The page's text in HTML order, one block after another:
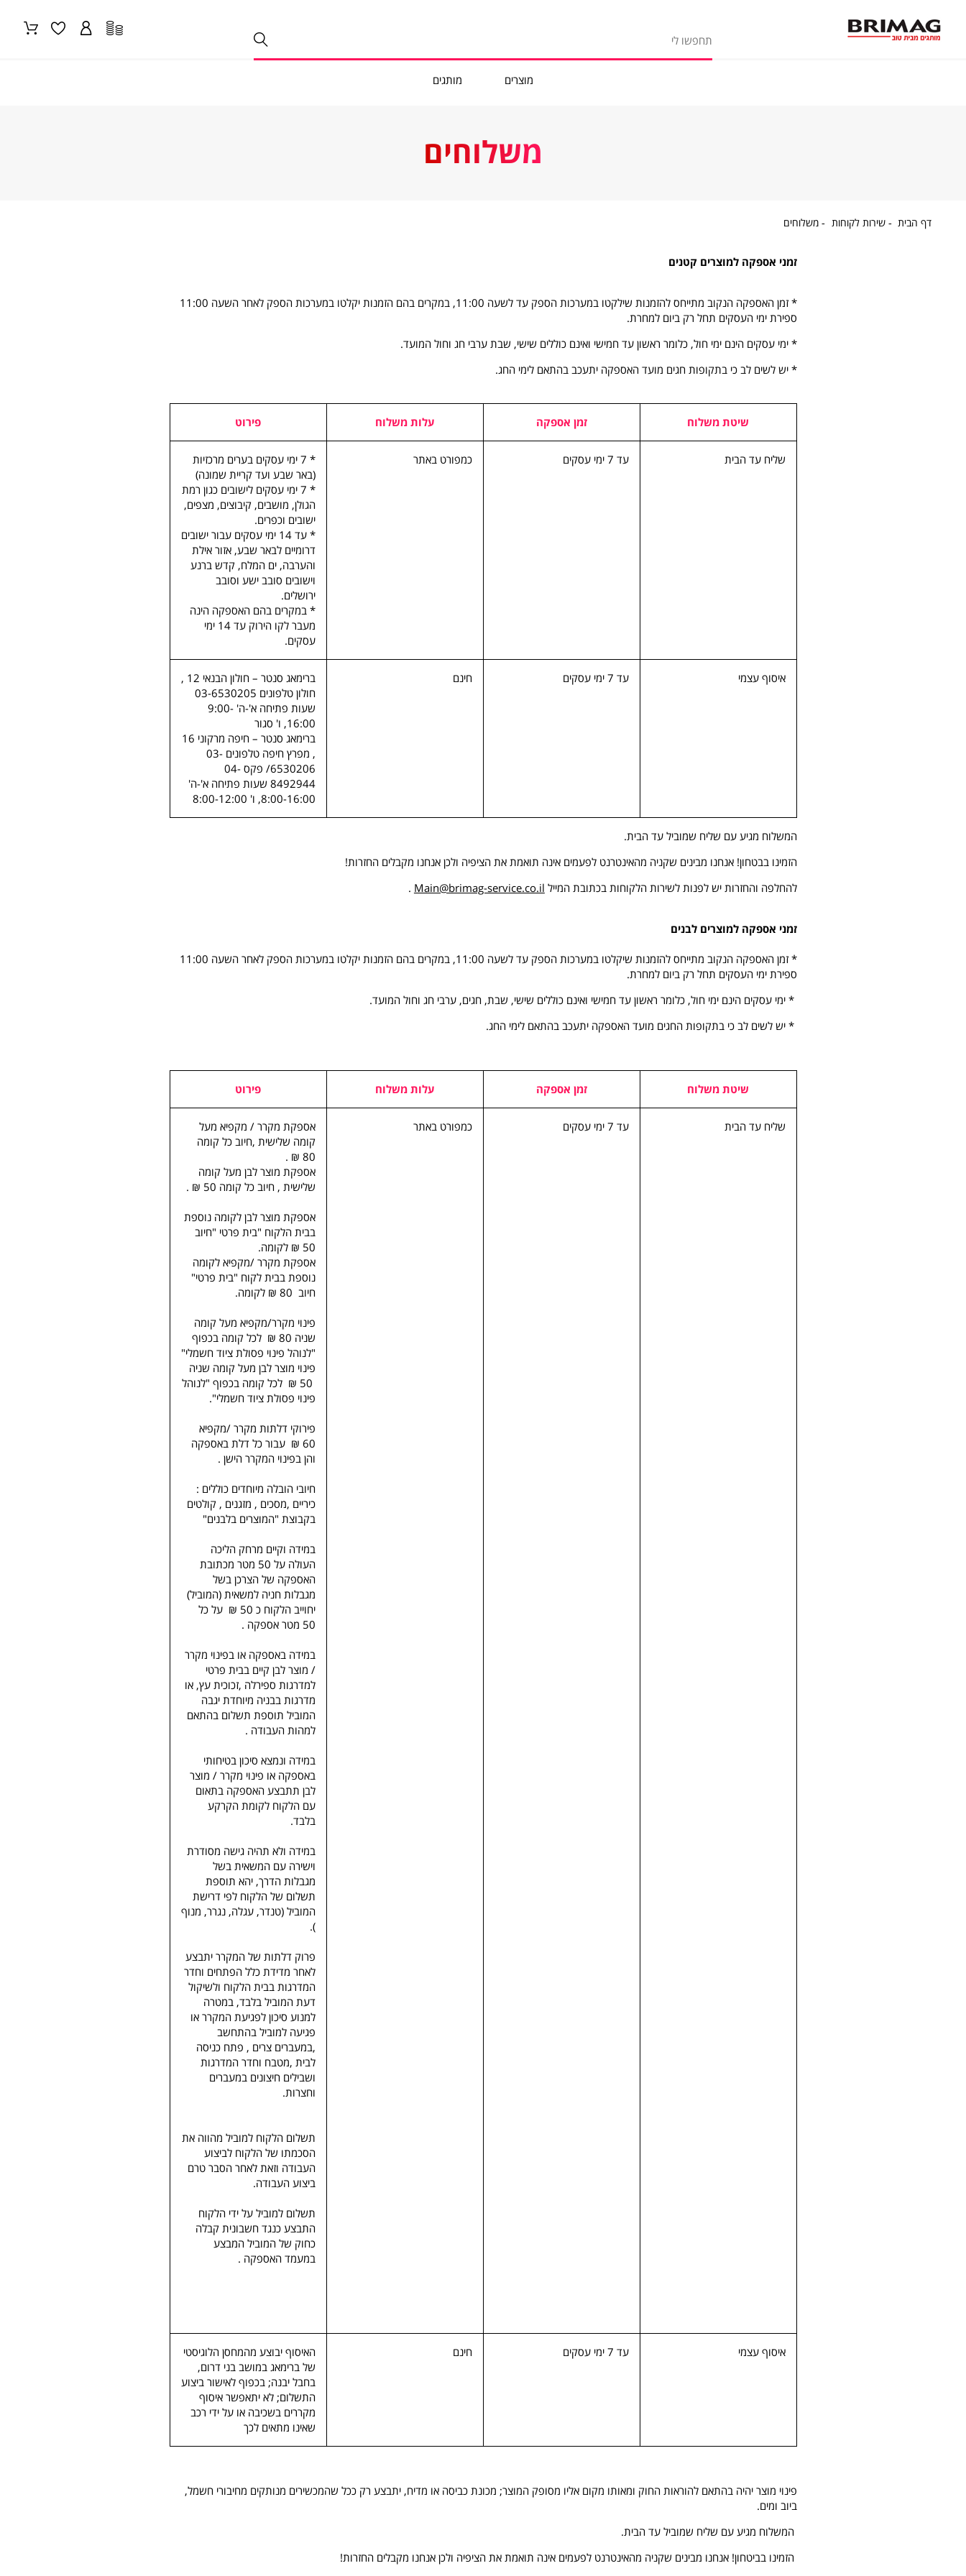
מוצרים מותגים
משלוחים
דף הבית דףשירות לקוחות שירות
משלוחים
זמני אספקה למוצרים קטנים
* זמן האספקה הנקוב מתייחס להזמנות שילקטו במערכות הספק עד לשעה 11:00, במקרים בהם הזמנות יקלטו במערכות הספק לאחר השעה 11:00
ספירת ימי העסקים תחל רק ביום למחרת.
* ימי עסקים הינם ימי חול, כלומר ראשון עד חמישי ואינם כוללים שישי, שבת ערבי חג וחול המועד.
* יש לשים לב כי בתקופות חגים מועד האספקה יתעכב בהתאם לימי החג.
שיטת משלוח זמן אספקה עלות משלוח פירוט
שליח עד הבית עד 7 ימי עסקים כמפורט באתר
* 7 ימי עסקים בערים מרכזיות
(באר שבע ועד קריית שמונה)
* 7 ימי עסקים לישובים כגון רמת
הגולן, מושבים, קיבוצים, מצפים,
ישובים וכפרים.
* עד 14 ימי עסקים עבור ישובים
דרומיים לבאר שבע, אזור אילת
והערבה, ים המלח, קדש ברנע
וישובים סובב ישע וסובב
ירושלים.
* במקרים בהם האספקה הינה
מעבר לקו הירוק עד 14 ימי
עסקים.
איסוף עצמי עד 7 ימי עסקים חינם
ברימאג סנטר – חולון הבנאי 12 ,
חולון טלפונים 03-6530205
שעות פתיחה א'-ה' 9:00-
16:00, ו' סגור
ברימאג סנטר – חיפה מרקוני 16
, מפרץ חיפה טלפונים 03-
6530206/ פקס 04-
8492944 שעות פתיחה א'-ה'
8:00-16:00, ו' 8:00-12:00
המשלוח מגיע עם שליח שמוביל עד הבית.
הזמינו בבטחון! אנחנו מבינים שקניה מהאינטרנט לפעמים אינה תואמת את הציפיה ולכן אנחנו מקבלים החזרות!
להחלפה והחזרות יש לפנות לשירות הלקוחות בכתובת המייל Main@brimag-service.co.il
.
זמני אספקה למוצרים לבנים
* זמן האספקה הנקוב מתייחס להזמנות שיקלטו במערכות הספק עד לשעה 11:00, במקרים בהם הזמנות יקלטו במערכות הספק לאחר השעה 11:00
ספירת ימי העסקים תחל רק ביום למחרת.
* ימי עסקים הינם ימי חול, כלומר ראשון עד חמישי ואינם כוללים שישי, שבת, חגים, ערבי חג וחול המועד.
* יש לשים לב כי בתקופות החגים מועד האספקה יתעכב בהתאם לימי החג.
שיטת משלוח זמן אספקה עלות משלוח פירוט
שליח עד הבית עד 7 ימי עסקים כמפורט באתר
אספקת מקרר / מקפיא מעל
קומה שלישית ,חיוב כל קומה
80 ₪ .
אספקת מוצר לבן מעל קומה
שלישית , חיוב כל קומה 50 ₪ .
אספקת מוצר לבן לקומה נוספת
בבית הלקוח "בית פרטי "חיוב
50 ₪ לקומה.
אספקת מקרר /מקפיא לקומה
נוספת בבית לקוח "בית פרטי"
חיוב 80 ₪ לקומה.
פינוי מקרר/מקפיא מעל קומה
שניה 80 ₪ לכל קומה בכפוף
"לנוהל פינוי פסולת ציוד חשמלי"
פינוי מוצר לבן מעל קומה שניה
50 ₪ לכל קומה בכפוף "לנוהל
פינוי פסולת ציוד חשמלי".
פירוקי דלתות מקרר /מקפיא
60 ₪ עבור כל דלת באספקה
והן בפינוי המקרר הישן .
חיובי הובלה מיוחדים כוללים :
כיריים ,מסכים , מזגנים , קולטים
בקבוצת "המוצרים בלבנים"
במידה וקיים מרחק הליכה
העולה על 50 מטר מכתובת
האספקה של הצרכן בשל
מגבלות חניה למשאית (המוביל)
יחוייב הלקוח כ 50 ₪ על כל
50 מטר אספקה .
במידה באספקה או בפינוי מקרר
/ מוצר לבן קיים בבית פרטי
למדרגות ספירלה ,זכוכית עץ, או
מדרגות בבניה מיוחדת יגבה
המוביל תוספת תשלום בהתאם
למהות העבודה .
במידה ונמצא סיכון בטיחותי
באספקה או פינוי מקרר / מוצר
לבן תתבצע האספקה בתאום
עם הלקוח לקומת הקרקע
בלבד.
במידה ולא תהיה גישה מסודרת
וישירה עם המשאית בשל
מגבלות הדרך, יהא תוספת
תשלום של הלקוח לפי דרישת
המוביל (טנדר, עגלה, נגרר, מנוף
).
פרוק דלתות של המקרר יתבצע
לאחר מדידת כלל הפתחים וחדר
המדרגות בבית הלקוח ולשיקול
דעת המוביל בלבד, במטרה
למנוע סיכון לפגיעת המקרר או
פגיעה למוביל בהתחשב
,במעברים צרים , פתח כניסה
לבית ,מטבח וחדר המדרגות
ושבילים חיצונים במעברים
וחצרות.
תשלום הלקוח למוביל מהווה את
הסכמתו של הלקוח לביצוע
העבודה וזאת לאחר הסבר טרם
ביצוע העבודה.
תשלום למוביל על ידי הלקוח
התבצע כנגד חשבונית קבלה
כחוק של המוביל המבצע
במעמד האספקה .
איסוף עצמי עד 7 ימי עסקים חינם
האיסוף יבוצע מהמחסן הלוגיסטי
של ברימאג במושב בני דרום,
בחבל יבנה; בכפוף לאישור ביצוע
התשלום; לא יתאפשר איסוף
מקררים בשכיבה או על ידי רכב
שאינו מתאים לכך
פינוי מוצר יהיה בהתאם להוראות החוק ומאותו מקום אליו מסופק המוצר; מכונת כביסה או מדיח, יתבצע רק ככל שהמכשירים מנותקים מחיבורי חשמל,
ביוב ומים.
המשלוח מגיע עם שליח שמוביל עד הבית.
הזמינו בביטחון! אנחנו מבינים שקניה מהאינטרנט לפעמים אינה תואמת את הציפיה ולכן אנחנו מקבלים החזרות!